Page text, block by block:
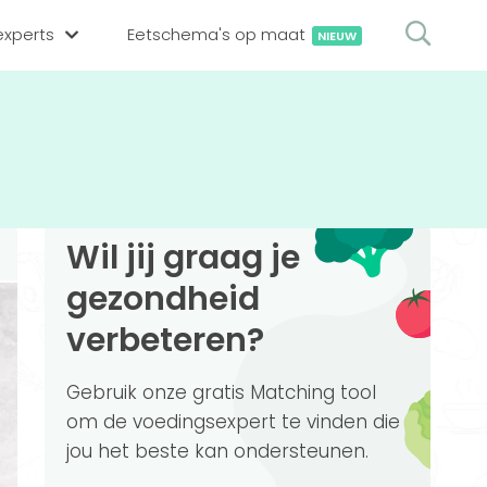
aanmelden
Eetschema's op maat NIEUW
Wil jij graag je
gezondheid
verbeteren?
Gebruik onze gratis Matching tool
om de voedingsexpert te vinden die
jou het beste kan ondersteunen.